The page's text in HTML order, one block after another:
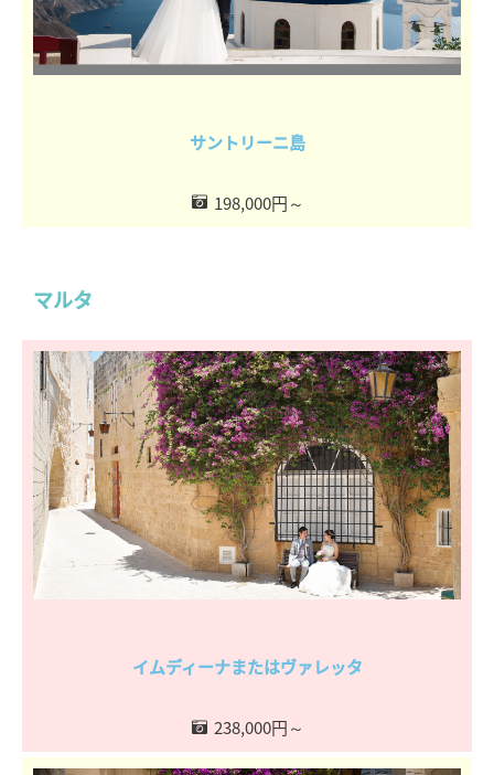
サントリーニ島
198,000円～
マルタ
イムディーナまたはヴァレッタ
238,000円～